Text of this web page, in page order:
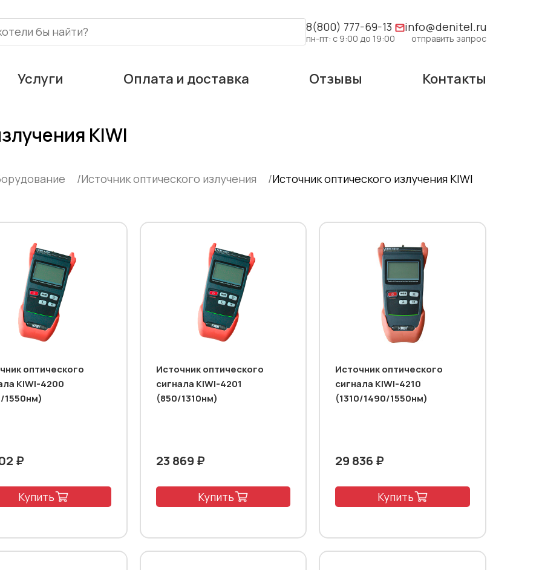
8(800) 777-69-13
пн-пт: с 9:00 до 19:00
info@denitel.ru
отправить запрос
Услуги Оплата и доставка Отзывы Контакты
KIWI
Источник оптического излучения Источник оптического излучения KIWI
оптического
KIWI-4200
1550нм)
₽
Купить
Источник оптического
сигнала KIWI-4201
(850/1310нм)
23 869 ₽
Купить
Источник оптического
сигнала KIWI-4210
(1310/1490/1550нм)
29 836 ₽
Купить